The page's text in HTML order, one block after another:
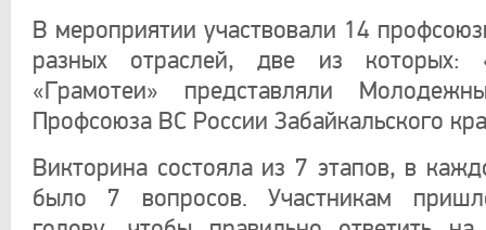
В мероприятии участвовали 14
разных отраслей, две из которых:
«Грамотеи» представляли
Профсоюза ВС России Забайкальского
Викторина состояла из 7 этапов, в
было 7 вопросов. Участникам